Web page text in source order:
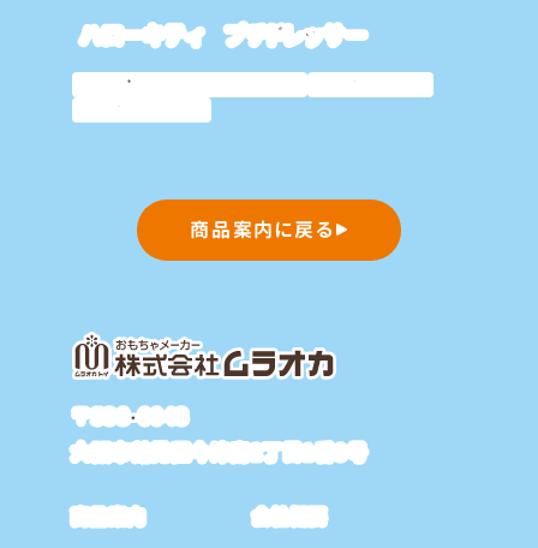
ハローキティ プチドレッサー
サンリオキャラクター
おしゃれ
おままごと
商品案内に戻る
〒538-0043
大阪市鶴見区今津南2丁目1番8号
商品案内
会社概要